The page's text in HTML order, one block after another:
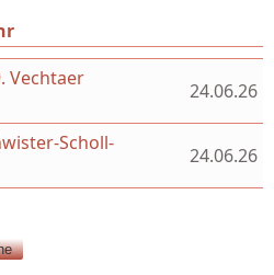
Reiter)
Vechtaer
24.06.26
Scholl-
24.06.26